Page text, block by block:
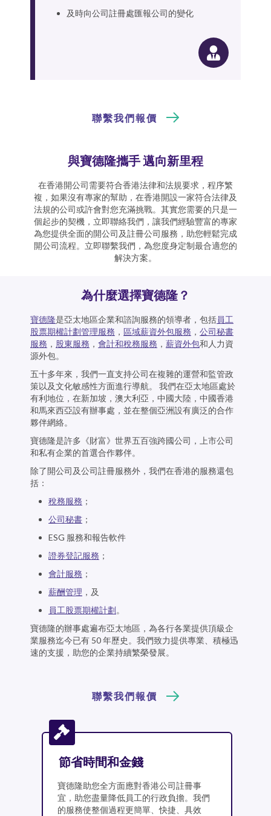
及時向公司註冊處匯報公司的變化
聯繫我們報價
與寶德隆攜手 邁向新里程
在香港開公司需要符合香港法律和法規要求，程序繁
複，如果沒有專家的幫助，在香港開設一家符合法律及
法規的公司或許會對您充滿挑戰。其實您需要的只是一
個起步的契機，立即聯絡我們，讓我們經驗豐富的專家
為您提供全面的開公司及註冊公司服務，助您輕鬆完成
開公司流程。立即聯繫我們，為您度身定制最合適您的
解決方案。
為什麼選擇寶德隆？
寶德隆是亞太地區企業和諮詢服務的領導者，包括員工
股票期權計劃管理服務 ， 區域薪資外包服務 ， 公司秘書
服務 ， 股東服務 ， 會計和稅務服務 ， 薪資外包和人力資
源外包。
五十多年來，我們一直支持公司在複雜的運營和監管政
策以及文化敏感性方面進行導航。 我們在亞太地區處於
有利地位，在新加坡，澳大利亞，中國大陸，中國香港
和馬來西亞設有辦事處，並在整個亞洲設有廣泛的合作
夥伴網絡。
寶德隆是許多《財富》世界五百強跨國公司，上市公司
和私有企業的首選合作夥伴。
除了開公司及公司註冊服務外，我們在香港的服務還包
括：
稅務服務 ；
公司秘書 ；
ESG 服務和報告軟件
證券登記服務 ；
會計服務 ；
薪酬管理 ，及
員工股票期權計劃。
寶德隆的辦事處遍布亞太地區，為各行各業提供頂級企
業服務迄今已有 50 年歷史。我們致力提供專業、積極迅
速的支援，助您的企業持續繁榮發展。
聯繫我們報價
節省時間和金錢
寶德隆助您全方面應對香港公司註冊事
宜，助您盡量降低員工的行政負擔。我們
的服務使整個過程更簡單、快捷、具效